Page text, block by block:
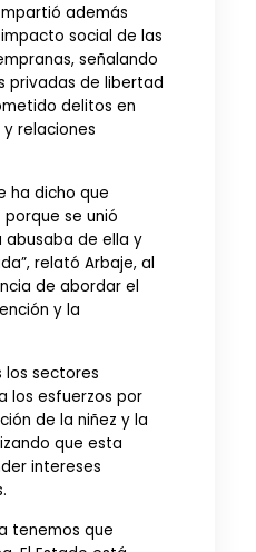
además
social de las
señalando
privadas de libertad
delitos en
relaciones
ha dicho que
se unió
abusaba de ella y
relató Arbaje, al
de abordar el
y la
los sectores
los esfuerzos por
de la niñez y la
que esta
intereses
tenemos que